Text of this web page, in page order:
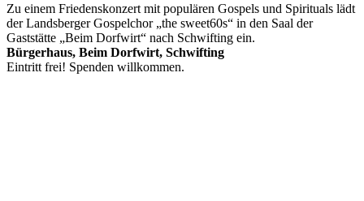
Zu einem Friedenskonzert mit populären Gospels und Spirituals lädt
der Landsberger Gospelchor „the sweet60s“ in den Saal der
Gaststätte „Beim Dorfwirt“ nach Schwifting ein.
Bürgerhaus, Beim Dorfwirt, Schwifting
Eintritt frei! Spenden willkommen.